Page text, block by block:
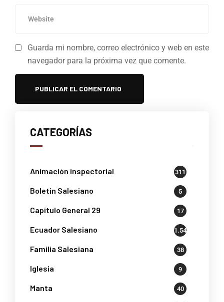
Guarda mi nombre, correo electrónico y web en este
navegador para la próxima vez que comente.
CATEGORÍAS
Animación inspectorial 311
Boletin Salesiano 5
Capítulo General 29 17
Ecuador Salesiano 1.541
Familia Salesiana 38
Iglesia 9
Manta 40